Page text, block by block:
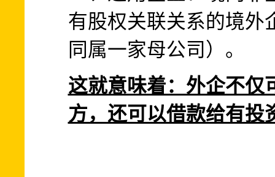
有股权关联关系的境外
同属一家母公司）。
这就意味着：外企不仅
方，还可以借款给有投